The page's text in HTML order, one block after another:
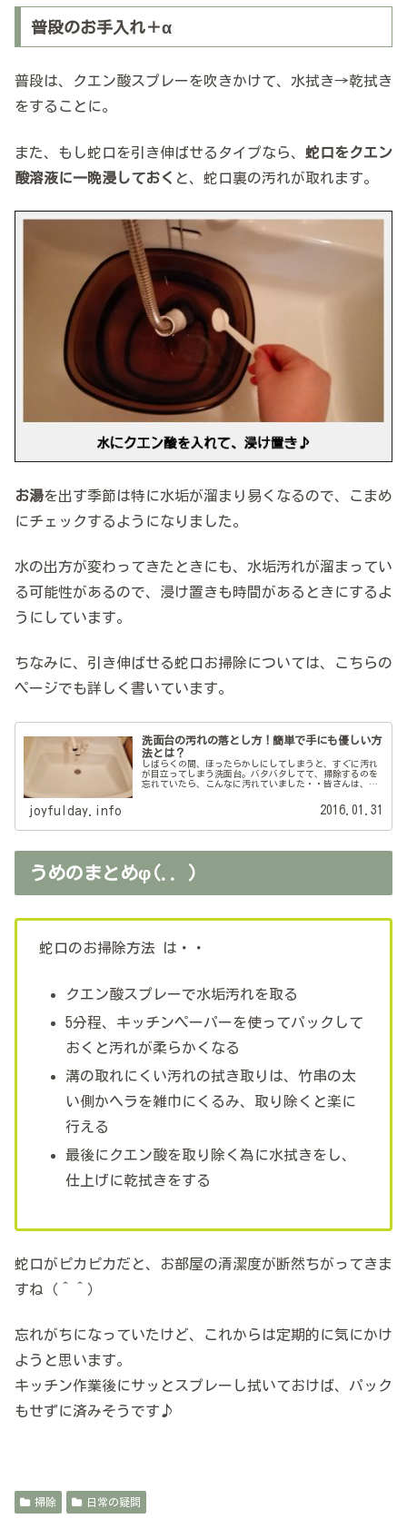
普段のお手入れ＋α
普段は、クエン酸スプレーを吹きかけて、水拭き→乾拭き
をすることに。
また、もし蛇口を引き伸ばせるタイプなら、 蛇口をクエン
酸溶液に一晩浸しておく と、蛇口裏の汚れが取れます。
お湯を出す季節は特に水垢が溜まり易くなるので、こまめ
にチェックするようになりました。
水の出方が変わってきたときにも、水垢汚れが溜まってい
る可能性があるので、浸け置きも時間があるときにするよ
うにしています。
ちなみに、引き伸ばせる蛇口お掃除については、こちらの
ページでも詳しく書いています。
洗面台の汚れの落とし方！簡単で手にも優しい方
法とは？
しばらくの間、ほったらかしにしてしまうと、すぐに汚れ
が目立ってしまう洗面台。バタバタしてて、掃除するのを
忘れていたら、こんなに汚れていました・・皆さんは、洗
joyfulday.info 2016.01.31
うめのまとめφ(.. )
蛇口のお掃除方法 は・・
クエン酸スプレーで水垢汚れを取る
5分程、キッチンペーパーを使ってパックして
おくと汚れが柔らかくなる
溝の取れにくい汚れの拭き取りは、竹串の太
い側かヘラを雑巾にくるみ、取り除くと楽に
行える
最後にクエン酸を取り除く為に水拭きをし、
仕上げに乾拭きをする
蛇口がピカピカだと、お部屋の清潔度が断然ちがってきま
すね（＾＾）
忘れがちになっていたけど、これからは定期的に気にかけ
ようと思います。
キッチン作業後にサッとスプレーし拭いておけば、パック
もせずに済みそうです♪
掃除 日常の疑問